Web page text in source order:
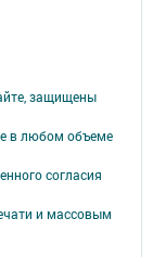
защищены
в любом объеме
согласия
и массовым